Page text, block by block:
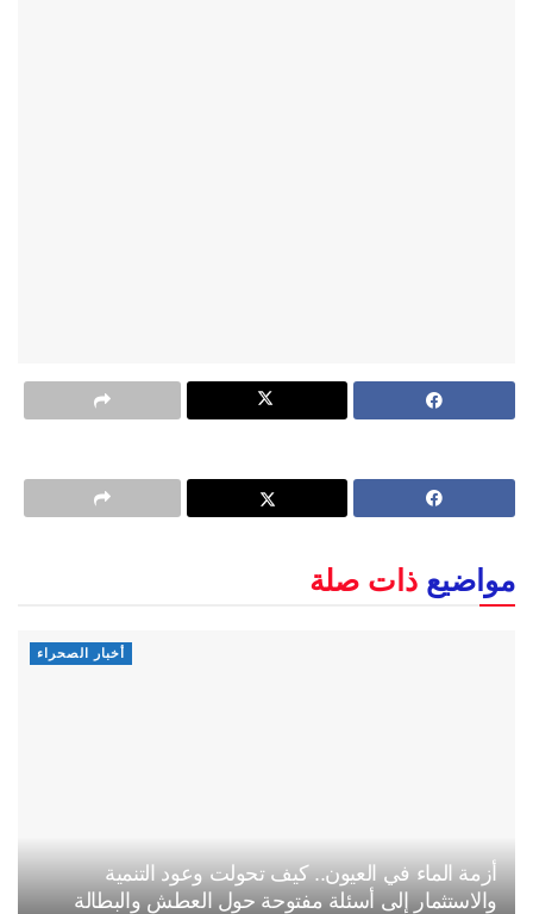
مواضيع ذات صلة
أخبار الصحراء
أزمة الماء في العيون.. كيف تحولت وعود التنمية
والاستثمار إلى أسئلة مفتوحة حول العطش والبطالة